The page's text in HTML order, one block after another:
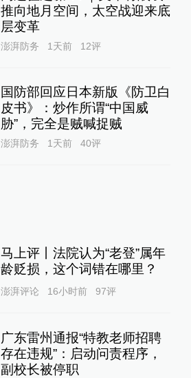
推向地月空间，太空战迎来底
层变革
澎湃防务 1天前 12评
国防部回应日本新版《防卫白
皮书》：炒作所谓“中国威
胁”，完全是贼喊捉贼
澎湃防务 1天前 40评
马上评丨法院认为“老登”属年
龄贬损，这个词错在哪里？
澎湃评论 16小时前 97评
广东雷州通报“特教老师招聘
存在违规”：启动问责程序，
副校长被停职